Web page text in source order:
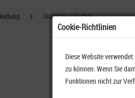
Strümpfe / Socken
Cookie-Richtlinien
Diese Website
zu können. Wenn Sie
Funktionen nicht zur